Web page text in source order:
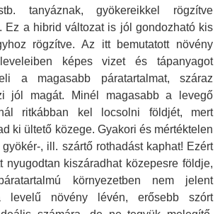
tanyáznak, gyökereikkel rögzítve
Ez a hibrid változat is jól gondozható kis
rögzítve. Az itt bemutatott növény
leveleiben képes vizet és tápanyagot
a magasabb páratartalmat, száraz
jól magát. Minél magasabb a levegő
ritkábban kel locsolni földjét, mert
ki ültető közege. Gyakori és mértéktelen
gyökér-, ill. szártő rothadást kaphat! Ezért
nyugodtan kiszáradhat közepesre földje,
környezetben nem jelent
levelű növény lévén, erősebb szórt